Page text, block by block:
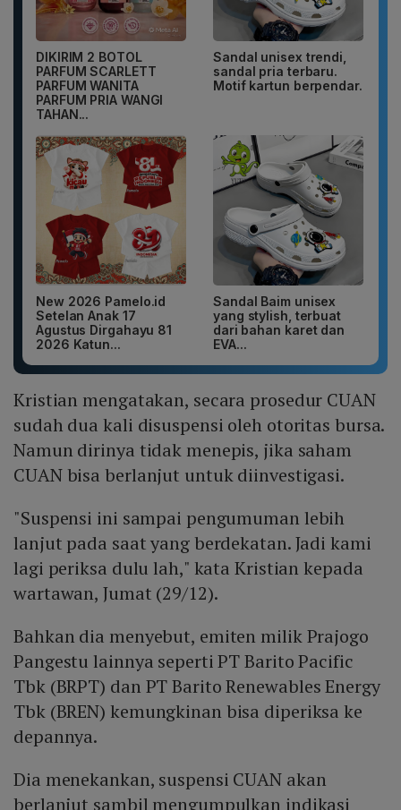
DIKIRIM 2 BOTOL
PARFUM SCARLETT
PARFUM WANITA
PARFUM PRIA WANGI
TAHAN...
Sandal unisex trendi,
sandal pria terbaru.
Motif kartun berpendar.
New 2026 Pamelo.id
Setelan Anak 17
Agustus Dirgahayu 81
2026 Katun...
Sandal Baim unisex
yang stylish, terbuat
dari bahan karet dan
EVA...
Kristian mengatakan, secara prosedur CUAN
sudah dua kali disuspensi oleh otoritas bursa.
Namun dirinya tidak menepis, jika saham
CUAN bisa berlanjut untuk diinvestigasi.
"Suspensi ini sampai pengumuman lebih
lanjut pada saat yang berdekatan. Jadi kami
lagi periksa dulu lah," kata Kristian kepada
wartawan, Jumat (29/12).
Bahkan dia menyebut, emiten milik Prajogo
Pangestu lainnya seperti PT Barito Pacific
Tbk (BRPT) dan PT Barito Renewables Energy
Tbk (BREN) kemungkinan bisa diperiksa ke
depannya.
Dia menekankan, suspensi CUAN akan
berlanjut sambil mengumpulkan indikasi